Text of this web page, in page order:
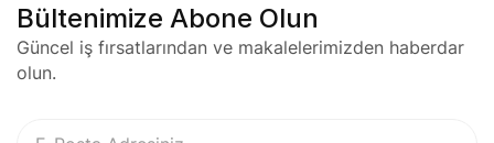
Bültenimize Abone Olun
Güncel iş fırsatlarından ve makalelerimizden haberdar
olun.